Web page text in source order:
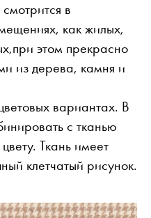
Facebook
Instagram
Рабочий стол подрядчика
в
как жилых,
этом прекрасно
из дерева, камня и
вариантах. В
с тканью
Ткань имеет
клетчатый рисунок.